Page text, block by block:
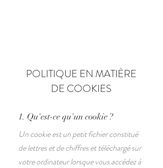
POLITIQUE EN MATIÈRE
DE COOKIES
1. Qu'est-ce qu'un cookie ?
Un cookie est un petit fichier constitué
de lettres et de chiffres et téléchargé sur
votre ordinateur lorsque vous accédez à